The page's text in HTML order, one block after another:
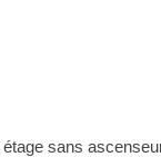
sans